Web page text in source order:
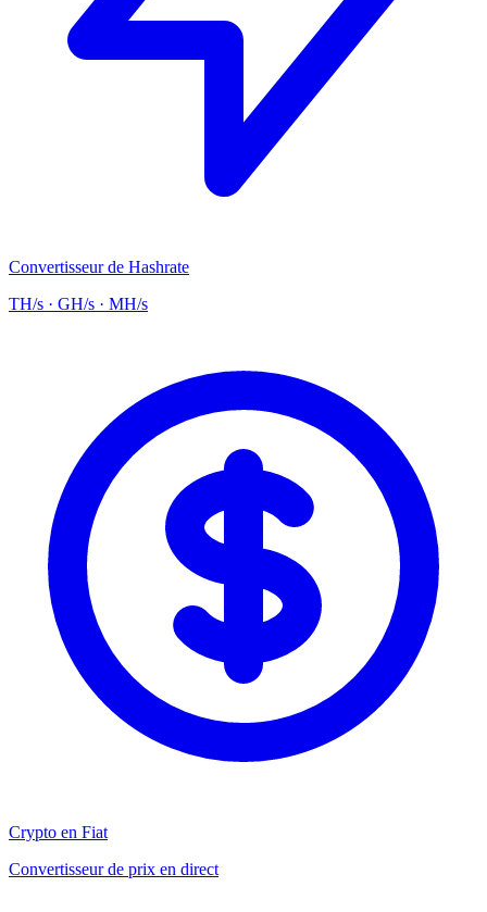
Convertisseur de Hashrate
TH/s · GH/s · MH/s
Crypto en Fiat
Convertisseur de prix en direct